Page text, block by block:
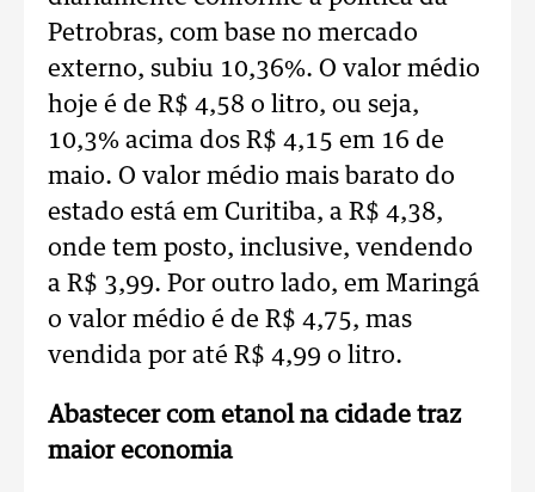
Petrobras, com base no mercado
externo, subiu 10,36%. O valor médio
hoje é de R$ 4,58 o litro, ou seja,
10,3% acima dos R$ 4,15 em 16 de
maio. O valor médio mais barato do
estado está em Curitiba, a R$ 4,38,
onde tem posto, inclusive, vendendo
a R$ 3,99. Por outro lado, em Maringá
o valor médio é de R$ 4,75, mas
vendida por até R$ 4,99 o litro.
Abastecer com etanol na cidade traz
maior economia